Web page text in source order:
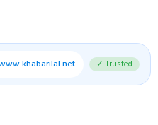
✓ Trusted